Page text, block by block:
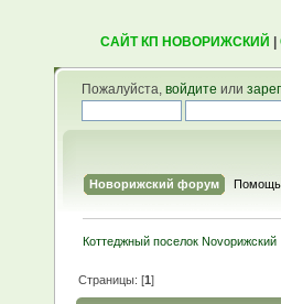
САЙТ КП НОВОРИЖСКИЙ
Пожалуйста, войдите или
Новорижский форум Помощь
Коттеджный поселок Novoрижский
Страницы: [1]